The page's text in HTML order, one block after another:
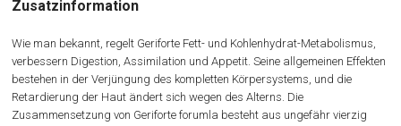
Zusatzinformation
Wie man bekannt, regelt Geriforte Fett- und Kohlenhydrat-Metabolismus,
verbessern Digestion, Assimilation und Appetit. Seine allgemeinen Effekten
bestehen in der Verjüngung des kompletten Körpersystems, und die
Retardierung der Haut ändert sich wegen des Alterns. Die
Zusammensetzung von Geriforte forumla besteht aus ungefähr vierzig